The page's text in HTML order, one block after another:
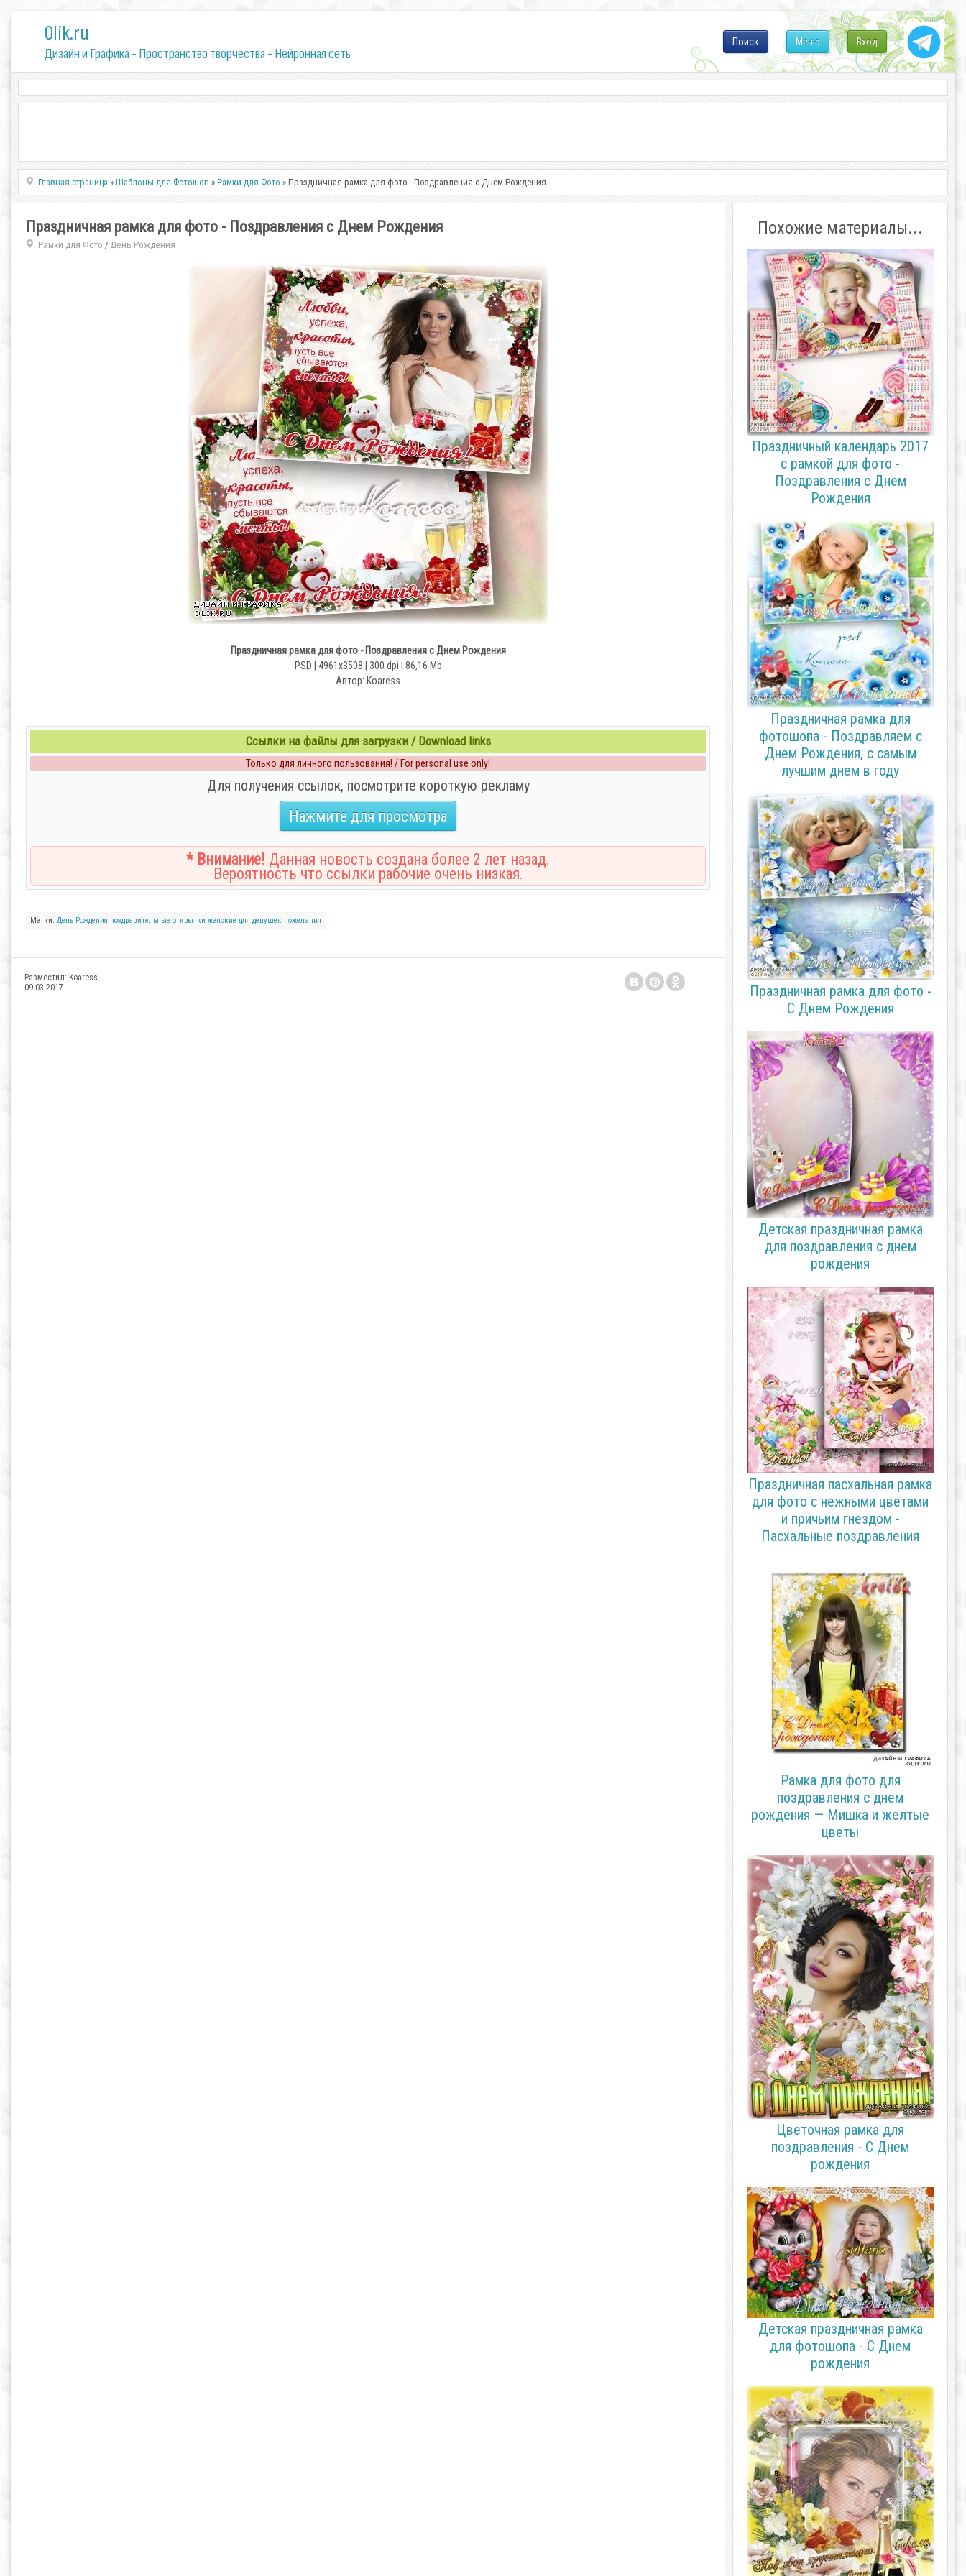
0lik.ru
Дизайн и Графика - Пространство творчества - Нейронная сеть
Вход
Меню
Поиск
Главная страница »Шаблоны для Фотошоп »Рамки для Фото » Праздничная рамка для фото - Поздравления с Днем Рождения
Праздничная рамка для фото - Поздравления с Днем Рождения
Рамки для Фото / День Рождения
Праздничная рамка для фото - Поздравления с Днем Рождения
PSD | 4961x3508 | 300 dpi | 86,16 Mb
Автор: Koaress
Ссылки на файлы для загрузки / Download links
Только для личного пользования! / For personal use only!
Для получения ссылок, посмотрите короткую рекламу
Нажмите для просмотра
* Внимание! Данная новость создана более 2 лет назад.
Вероятность что ссылки рабочие очень низкая.
Метки: День Рождения поздравительные открытки женские для девушек пожелания
Разместил: Koaress
09.03.2017
Похожие материалы...
Праздничный календарь 2017
с рамкой для фото -
Поздравления с Днем
Рождения
Праздничная рамка для
фотошопа - Поздравляем с
Днем Рождения, с самым
лучшим днем в году
Праздничная рамка для фото -
С Днем Рождения
Детская праздничная рамка
для поздравления с днем
рождения
Праздничная пасхальная рамка
для фото с нежными цветами
и причьим гнездом -
Пасхальные поздравления
Рамка для фото для
поздравления с днем
рождения — Мишка и желтые
цветы
Цветочная рамка для
поздравления - С Днем
рождения
Детская праздничная рамка
для фотошопа - С Днем
рождения